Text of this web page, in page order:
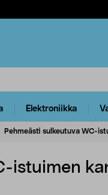
Elektroniikka
Pehmeästi sulkeutuva WC-
istuimen